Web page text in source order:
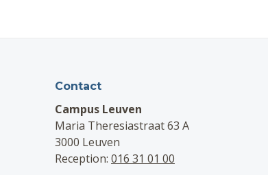
Contact
Campus Leuven
Maria Theresiastraat 63 A
3000 Leuven
Reception: 016 31 01 00